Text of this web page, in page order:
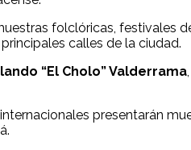
folclóricas, festivales
calles de la ciudad.
“El Cholo” Valderrama,
presentarán